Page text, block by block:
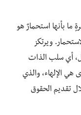
ما بأنها استحمارٌ هو
ويرتكز
أي سلب الذات
هي الإلهاء، والذي
تقديم الحقوق